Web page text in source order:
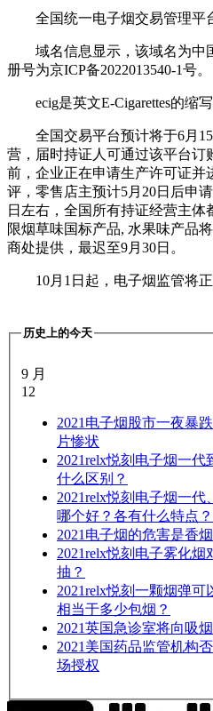
全国统一电子烟交易管理平
域名信息显示，该域名为中
册号为京ICP备2022013540-1号。
ecig是英文E-Cigarettes的缩写
全国交易平台预计将于6月
营，届时持证人可通过该平台订
前，企业正在申请生产许可证并
评，零售店主预计5月20日后申
日左右，全国所有持证经营主体
限烟草味国标产品, 水果味产品
商处提供，最迟至9月30日。
10月1日起，电子烟监管将正
历史上的今天
9 月
12
2021 电子烟股市一夜暴
片惨状
2021relx悦刻电子烟一代
什么区别？
2021relx悦刻电子烟一代
哪个好？各有什么特点？
2021 电子烟的危害是香
2021relx悦刻电子雾化烟
抽？
2021relx悦刻一颗烟弹可
相当于多少包烟？
2021英国急诊室将向吸
2021 美国药品监管机构
场授权